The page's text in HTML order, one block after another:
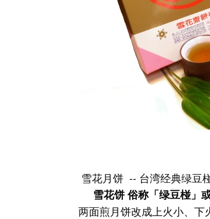
雪花月饼 -- 台湾经典绿豆
雪花饼俗称「绿豆椪」
两面煎月饼改成上火小、